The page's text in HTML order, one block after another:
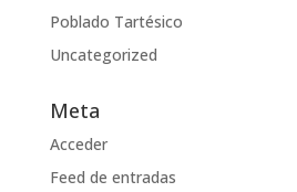
Poblado Tartésico
Uncategorized
Meta
Acceder
Feed de entradas